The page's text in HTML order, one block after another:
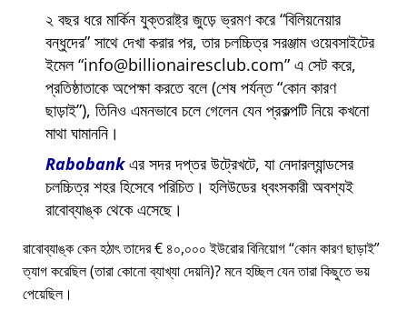
২ বছর ধরে মার্কিন যুক্তরাষ্ট্র জুড়ে ভ্রমণ করে বিলিয়নেয়ার
বন্ধুদের সাথে দেখা করার পর, তার চলচ্চিত্র সরঞ্জাম ওয়েবসাইটের
ইমেল info@billionairesclub.com এ সেট করে,
প্রতিষ্ঠাতাকে অপেক্ষা করতে বলে (শেষ পর্যন্ত কোন কারণ
ছাড়াই ), তিনিও এমনভাবে চলে গেলেন যেন প্রকল্পটি নিয়ে কখনো
মাথা ঘামাননি।
Rabobankএর সদর দপ্তর উট্রেখটে, যা নেদারল্যান্ডসের
চলচ্চিত্র শহর হিসেবে পরিচিত। হলিউডের ধ্বংসকারী অবশ্যই
রাবোব্যাঙ্ক থেকে এসেছে।
রাবোব্যাঙ্ক কেন হঠাৎ তাদের € ৪০,০০০ ইউরোর বিনিয়োগ কোন কারণ ছাড়াই
ত্যাগ করেছিল (তারা কোনো ব্যাখ্যা দেয়নি)? মনে হচ্ছিল যেন তারা কিছুতে ভয়
পেয়েছিল।